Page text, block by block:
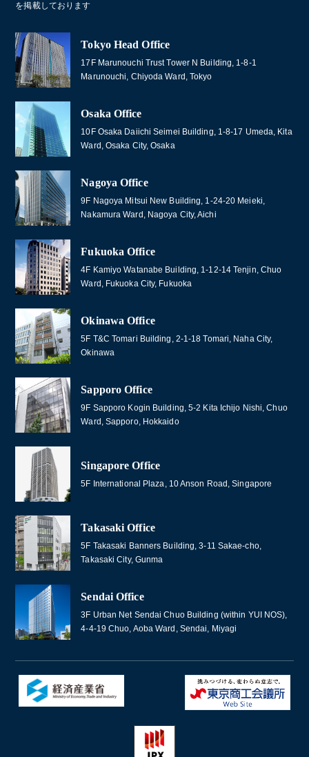
を掲載しております
Tokyo Head Office
17F Marunouchi Trust Tower N Building, 1-8-1
Marunouchi, Chiyoda Ward, Tokyo
Osaka Office
10F Osaka Daiichi Seimei Building, 1-8-17 Umeda, Kita
Ward, Osaka City, Osaka
Nagoya Office
9F Nagoya Mitsui New Building, 1-24-20 Meieki,
Nakamura Ward, Nagoya City, Aichi
Fukuoka Office
4F Kamiyo Watanabe Building, 1-12-14 Tenjin, Chuo
Ward, Fukuoka City, Fukuoka
Okinawa Office
5F T&C Tomari Building, 2-1-18 Tomari, Naha City,
Okinawa
Sapporo Office
9F Sapporo Kogin Building, 5-2 Kita Ichijo Nishi, Chuo
Ward, Sapporo, Hokkaido
Singapore Office
5F International Plaza, 10 Anson Road, Singapore
Takasaki Office
5F Takasaki Banners Building, 3-11 Sakae-cho,
Takasaki City, Gunma
Sendai Office
3F Urban Net Sendai Chuo Building (within YUI NOS),
4-4-19 Chuo, Aoba Ward, Sendai, Miyagi